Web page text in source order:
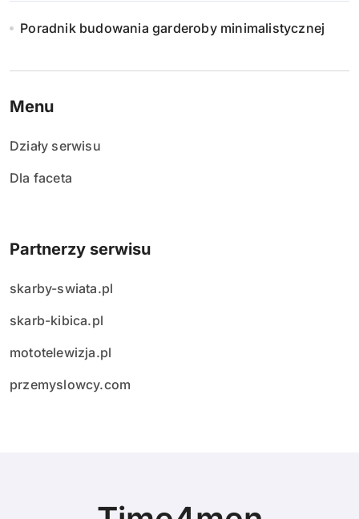
Poradnik budowania garderoby minimalistycznej
Menu
Działy serwisu
Dla faceta
Partnerzy serwisu
skarby-swiata.pl
skarb-kibica.pl
mototelewizja.pl
przemyslowcy.com